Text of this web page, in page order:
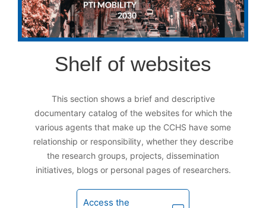
Shelf of websites
This section shows a brief and descriptive
documentary catalog of the websites for which the
various agents that make up the CCHS have some
relationship or responsibility, whether they describe
the research groups, projects, dissemination
initiatives, blogs or personal pages of researchers.
Access the